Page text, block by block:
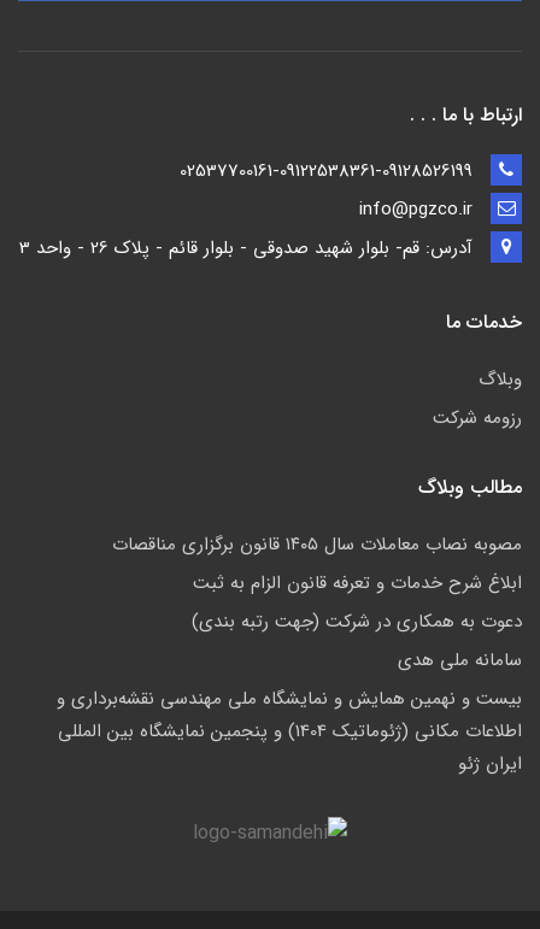
ارتباط با ما . . .
آدرس: قم- بلوار شهید صدوقی - بلوار قائم - پلاک 26 - واحد 3
خدمات ما
وبلاگ
رزومه شرکت
مطالب وبلاگ
مصوبه نصاب معاملات سال ۱۴۰۵ قانون برگزاری مناقصات
ابلاغ شرح خدمات و تعرفه قانون الزام به ثبت
دعوت به همکاری در شرکت (جهت رتبه بندی)
سامانه ملی هدی
بیست و نهمین همایش و نمایشگاه ملی مهندسی نقشه‌برداری و
اطلاعات مکانی (ژئوماتیک 1404) و پنجمین نمایشگاه بین المللی
ایران ژئو